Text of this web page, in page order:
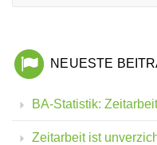
NEUESTE
BA-Statistik:
Zeitarbeit ist